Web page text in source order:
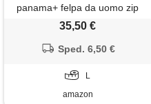
panama+ felpa da uomo zip
intera a manica lunga collo
35,50 €
Sped. 6,50 €
L
amazon